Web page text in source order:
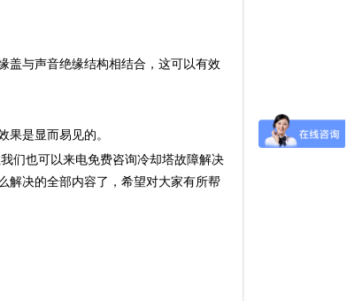
与声音绝缘结构相结合，这可以有效
是显而易见的。
们也可以来电免费咨询冷却塔故障解决
解决的全部内容了，希望对大家有所帮